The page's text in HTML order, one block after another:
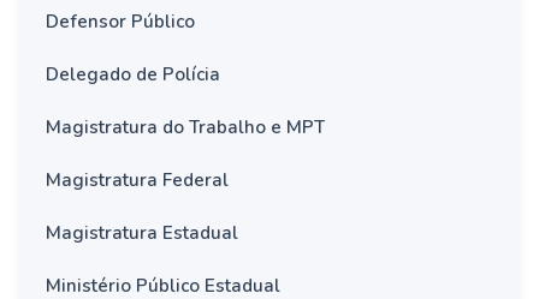
Defensor Público
Delegado de Polícia
Magistratura do Trabalho e MPT
Magistratura Federal
Magistratura Estadual
Ministério Público Estadual